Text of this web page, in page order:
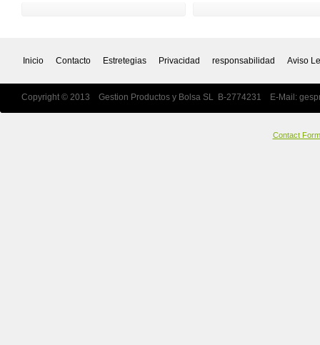
Inicio Contacto Estretegias Privacidad responsabilidad Aviso
Copyright © 2013 Gestion Productos y Bolsa SL B-2774231 E-Mail:
Contact Form